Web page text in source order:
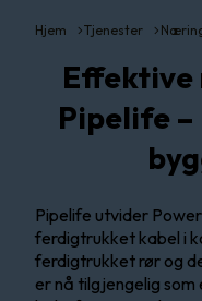
Hjem Tjenester
Pipelife
Pipelife utvider
ferdigtrukket kabel i
ferdigtrukket rør og
er nå tilgjengelig som